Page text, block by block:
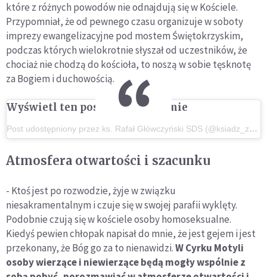
które z różnych powodów nie odnajdują się w Kościele.
Przypomniał, że od pewnego czasu organizuje w soboty
imprezy ewangelizacyjne pod mostem Świętokrzyskim,
podczas których wielokrotnie słyszał od uczestników, że
chociaż nie chodzą do kościoła, to noszą w sobie tęsknotę
za Bogiem i duchowością.
Wyświetl ten post na Instagramie
Post udostępniony przez ks. Rafał Główczyński SDS (@ksiadz_z_osiedla)
Atmosfera otwartości i szacunku
- Ktoś jest po rozwodzie, żyje w związku
niesakramentalnym i czuje się w swojej parafii wyklęty.
Podobnie czują się w kościele osoby homoseksualne.
Kiedyś pewien chłopak napisał do mnie, że jest gejem i jest
przekonany, że Bóg go za to nienawidzi.W Cyrku Motyli
osoby wierzące i niewierzące będą mogły wspólnie z